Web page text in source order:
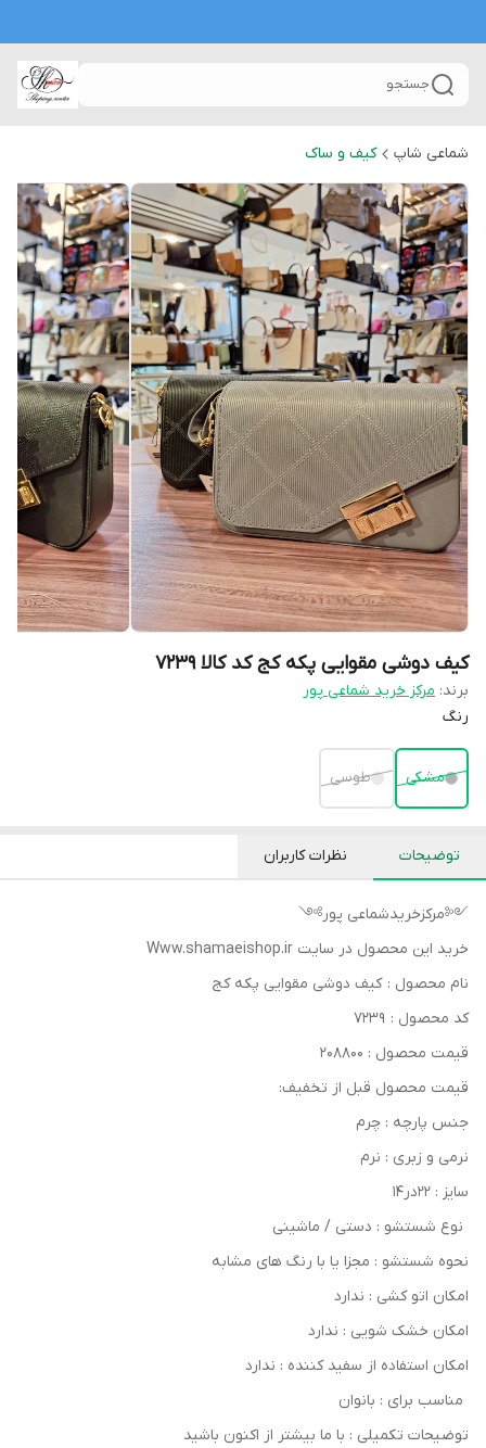
جستجو
شماعی شاپ کیف و ساک
کیف دوشی مقوایی پکه کج کد کالا ۷۲۳۹
برند: مرکز خرید شماعی پور
رنگ
مشکی طوسی
توضیحات نظرات کاربران
༺مرکزخریدشماعی پور༻
خرید این محصول در سایت Www.shamaeishop.ir
نام محصول : کیف دوشی مقوایی پکه کج
کد محصول : ۷۲۳۹
قیمت محصول : ۲۰۸۸۰۰
قیمت محصول قبل از تخفیف:
جنس پارچه : چرم
نرمی و زبری : نرم
سایز : ۲۲در۱۴
نوع شستشو : دستی / ماشینی
نحوه شستشو : مجزا یا با رنگ های مشابه
امکان اتو کشی : ندارد
امکان خشک‌ شویی : ندارد
امکان استفاده از سفید کننده : ندارد
مناسب برای : بانوان
توضیحات تکمیلی : با ما بیشتر از اکنون باشید